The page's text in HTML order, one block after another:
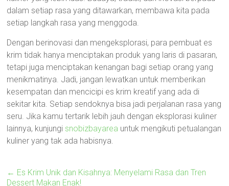
dalam setiap rasa yang ditawarkan, membawa kita pada
setiap langkah rasa yang menggoda.
Dengan berinovasi dan mengeksplorasi, para pembuat es
krim tidak hanya menciptakan produk yang laris di pasaran,
tetapi juga menciptakan kenangan bagi setiap orang yang
menikmatinya. Jadi, jangan lewatkan untuk memberikan
kesempatan dan mencicipi es krim kreatif yang ada di
sekitar kita. Setiap sendoknya bisa jadi perjalanan rasa yang
seru. Jika kamu tertarik lebih jauh dengan eksplorasi kuliner
lainnya, kunjungi snobizbayarea untuk mengikuti petualangan
kuliner yang tak ada habisnya.
← Es Krim Unik dan Kisahnya: Menyelami Rasa dan Tren
Dessert Makan Enak!